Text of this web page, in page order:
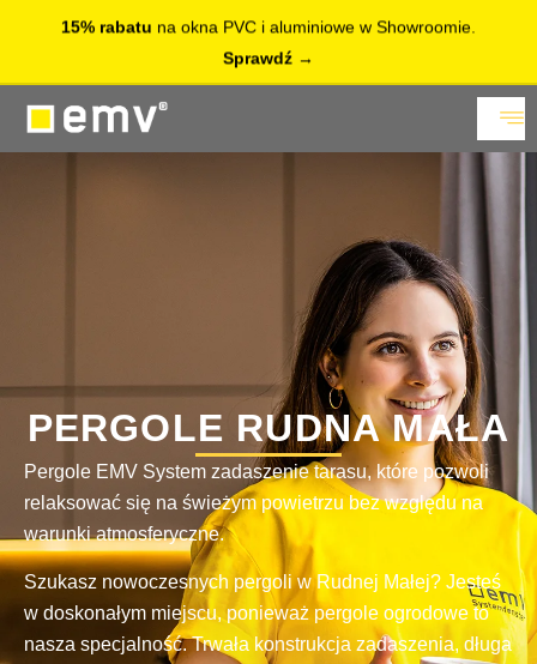
15% rabatu na okna PVC i aluminiowe w Showroomie.
Sprawdź
PERGOLE RUDNA MAŁA
Pergole EMV System zadaszenie tarasu, które pozwoli
relaksować się na świeżym powietrzu bez względu na
warunki atmosferyczne.
Szukasz nowoczesnych pergoli w Rudnej Małej? Jesteś
w doskonałym miejscu, ponieważ pergole ogrodowe to
nasza specjalność. Trwała konstrukcja zadaszenia, długa